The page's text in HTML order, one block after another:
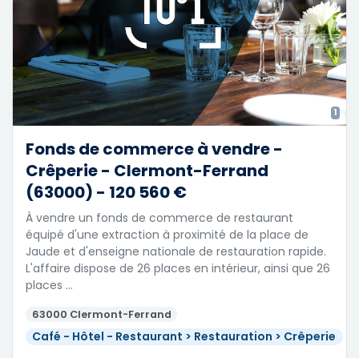
1
Fonds de commerce à vendre -
Crêperie - Clermont-Ferrand
(63000) - 120 560 €
À vendre un fonds de commerce de restaurant
équipé d'une extraction à proximité de la place de
Jaude et d'enseigne nationale de restauration rapide.
L'affaire dispose de 26 places en intérieur, ainsi que 26
places …
63000 Clermont-Ferrand
Café - Hôtel - Restaurant > Restauration > Crêperie